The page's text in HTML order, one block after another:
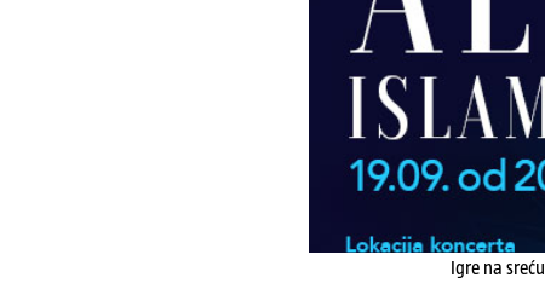
Igre na